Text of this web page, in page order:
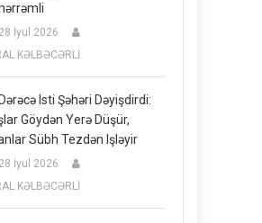
28 İyul 2026
KƏLBƏCƏRLİ
Isti Şəhəri Dəyişdirdi:
Göydən Yerə Düşür,
Sübh Tezdən Işləyir
28 İyul 2026
KƏLBƏCƏRLİ